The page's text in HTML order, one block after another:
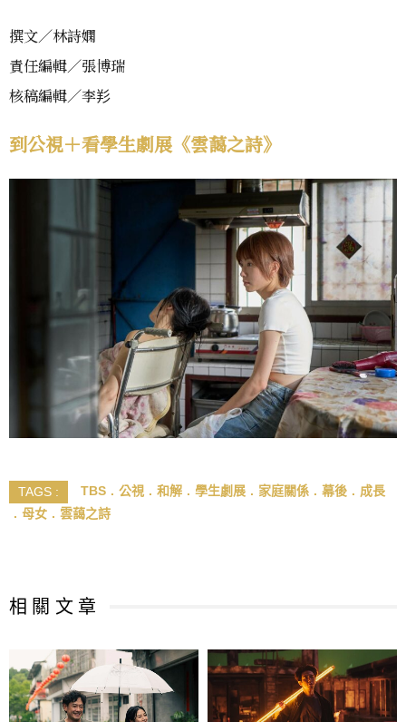
撰文／林詩嫻
責任編輯／張博瑞
核稿編輯／李羏
到公視＋看學生劇展《雲藹之詩》
TAGS : TBS 公視 和解 學生劇展 家庭關係 幕後
成長
母女
雲藹之詩
相 關 文 章